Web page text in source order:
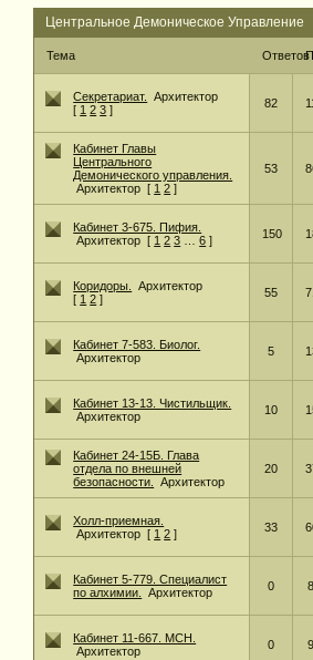
Центральное Демоническое Управление
Тема Ответов
Секретариат.
Архитектор
[ 1 2 3 ] 82
Кабинет Главы
Центрального
Демонического управления.
Архитектор [ 1 2 ]
53
Кабинет 3-675. Пифия.
Архитектор [ 1 2 3 6 ] 150
Коридоры.
Архитектор
[ 1 2 ] 55
Кабинет 7-583. Биолог.
Архитектор
5
Кабинет 13-13. Чистильщик.
Архитектор
10
Кабинет 24-15Б. Глава
отдела по внешней
безопасности.
Архитектор
20
Холл-приемная.
Архитектор [ 1 2 ] 33
Кабинет 5-779. Специалист
по алхимии.
Архитектор 0
Кабинет 11-667. МСН.
Архитектор
0